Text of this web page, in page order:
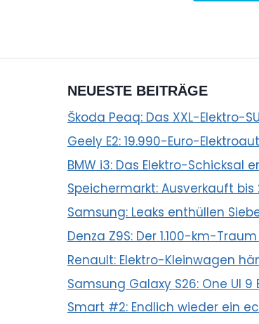
NEUESTE BEITRÄGE
Škoda Peaq: Das XXL-Elektro-
Geely E2: 19.990-Euro-
BMW i3: Das Elektro-Schicksal
Speichermarkt: Ausverkauft
Samsung: Leaks enthüllen
Denza Z9S: Der 1.100-km-
Renault: Elektro-Kleinwagen
Samsung Galaxy S26: One UI
Smart #2: Endlich wieder ein